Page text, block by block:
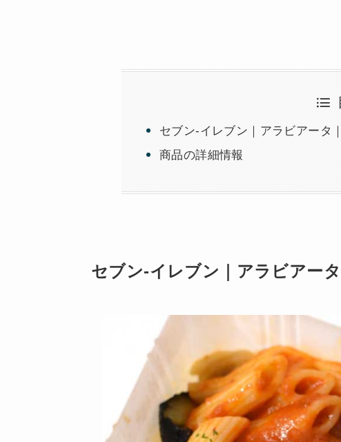
セブン-イレブン｜アラビアータ
商品の詳細情報
セブン-イレブン｜アラビアー